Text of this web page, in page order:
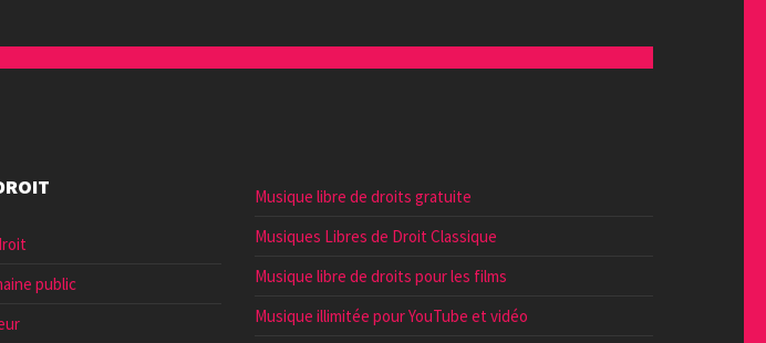
public
Musique libre de droits gratuite
Musiques Libres de Droit Classique
Musique libre de droits pour les films
Musique illimitée pour YouTube et vidéo